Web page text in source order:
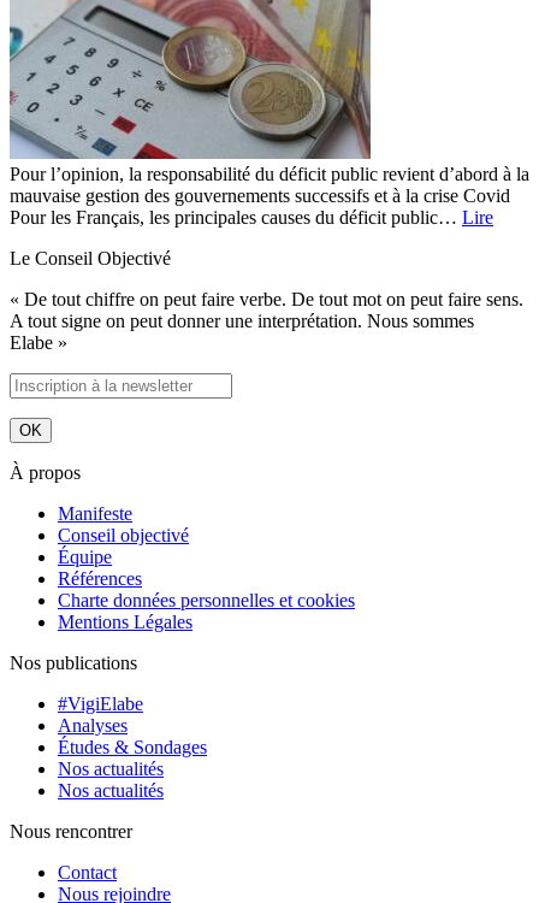
Pour l’opinion, la responsabilité du déficit public revient d’abord à la
mauvaise gestion des gouvernements successifs et à la crise Covid
Pour les Français, les principales causes du déficit public… Lire
Le Conseil Objectivé
« De tout chiffre on peut faire verbe. De tout mot on peut faire sens.
A tout signe on peut donner une interprétation. Nous sommes
Elabe »
À propos
Manifeste
Conseil objectivé
Équipe
Références
Charte données personnelles et cookies
Mentions Légales
Nos publications
#VigiElabe
Analyses
Études & Sondages
Nos actualités
Nos actualités
Nous rencontrer
Contact
Nous rejoindre